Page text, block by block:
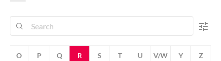
O P Q R S T U V/W Y Z